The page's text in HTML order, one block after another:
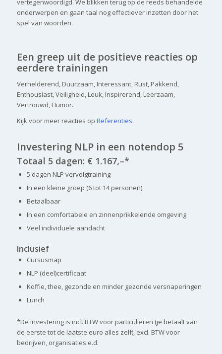
vertegenwoordigd. We blikken terug op de reeds behandelde
onderwerpen en gaan taal nog effectiever inzetten door het
spel van woorden.
Een greep uit de positieve reacties op
eerdere trainingen
Verhelderend, Duurzaam, Interessant, Rust, Pakkend,
Enthousiast, Veiligheid, Leuk, Inspirerend, Leerzaam,
Vertrouwd, Humor.
Kijk voor meer reacties op Referenties.
Investering NLP in een notendop 5
Totaal 5 dagen: € 1.167,–*
5 dagen NLP vervolgtraining
In een kleine groep (6 tot 14 personen)
Betaalbaar
In een comfortabele en zinnenprikkelende omgeving
Veel individuele aandacht
Inclusief
Cursusmap
NLP (deel)certificaat
Koffie, thee, gezonde en minder gezonde versnaperingen
Lunch
*De investering is incl. BTW voor particulieren (je betaalt van
de eerste tot de laatste euro alles zelf), excl. BTW voor
bedrijven, organisaties e.d.